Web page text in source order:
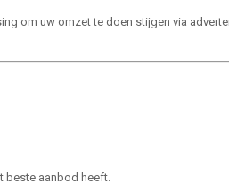
om uw omzet te doen stijgen via
beste aanbod heeft.